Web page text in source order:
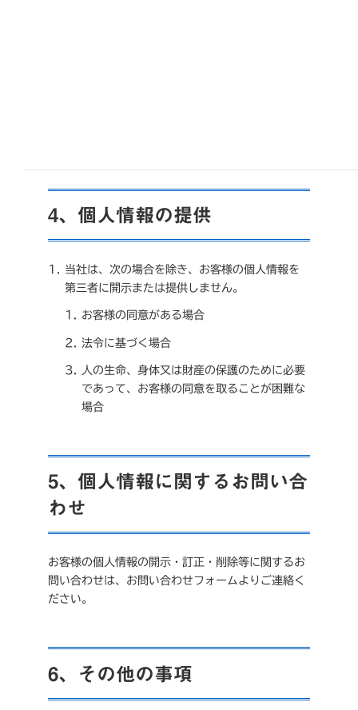
4、個人情報の提供
当社は、次の場合を除き、お客様の個人情報を
第三者に開示または提供しません。
お客様の同意がある場合
法令に基づく場合
人の生命、身体又は財産の保護のために必要
であって、お客様の同意を取ることが困難な
場合
5、個人情報に関するお問い合
わせ
お客様の個人情報の開示・訂正・削除等に関するお
問い合わせは、お問い合わせフォームよりご連絡く
ださい。
6、その他の事項